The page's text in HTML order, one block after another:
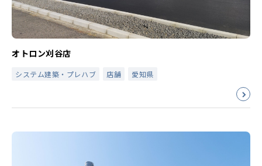
オトロン刈谷店
システム建築・プレハブ 店舗 愛知県